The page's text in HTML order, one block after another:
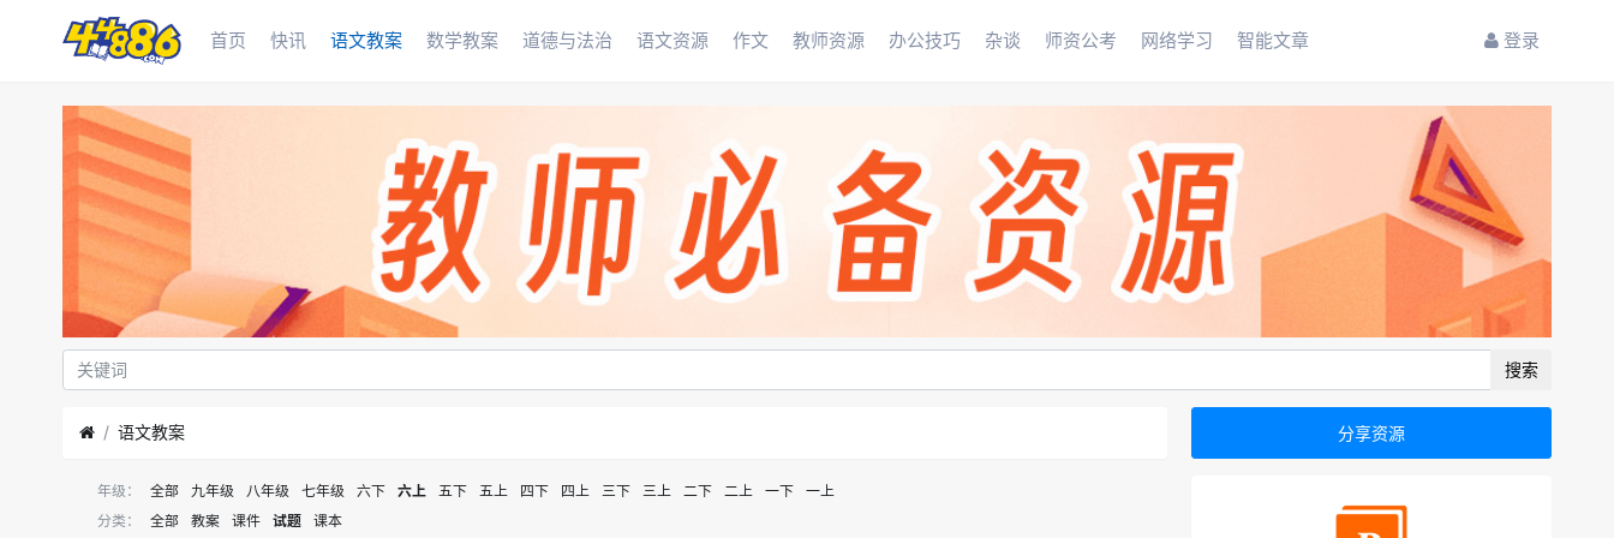
首页 快讯 语文教案 数学教案 道德与法治 语文资源 作文 教师资源 办公技巧 杂谈 师资公考 网络学习 智能文章 登录
搜索
语文教案
年级： 全部 九年级 八年级 七年级 六下 六上 五下 五上 四下 四上 三下 三上 二下 二上 一下
一上
分类：
全部 教案 课件 试题 课本
分享资源